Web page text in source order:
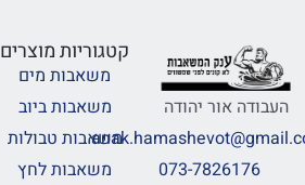
העבודה אור יהודה
073-7826176
קטגוריות מוצרים
משאבות מים
משאבות ביוב
משאבות טבולות
משאבות לחץ